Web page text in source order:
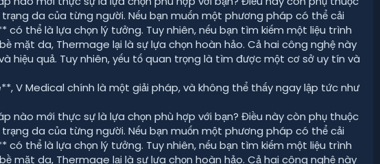
da của từng người. Nếu bạn muốn một phương pháp có thể cải
thể là lựa chọn lý tưởng. Tuy nhiên, nếu bạn tìm kiếm một liệu trình
mặt da, Thermage lại là sự lựa chọn hoàn hảo. Cả hai công nghệ này
hiệu quả. Tuy nhiên, yếu tố quan trọng là tìm được một cơ sở uy tín và
V Medical chính là một giải pháp, và không thể thấy ngay lập tức như
nào mới thực sự là lựa chọn phù hợp với bạn? Điều này còn phụ thuộc
da của từng người. Nếu bạn muốn một phương pháp có thể cải
thể là lựa chọn lý tưởng. Tuy nhiên, nếu bạn tìm kiếm một liệu trình
mặt da, Thermage lại là sự lựa chọn hoàn hảo. Cả hai công nghệ này